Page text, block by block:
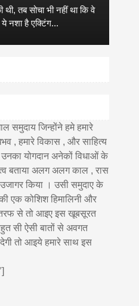
तब सोचा भी नहीं था कि वे
नशा है एक्टिंग...
समुदाय जिन्होंने हमे हमारे
, हमारे विकास , और साहित्य
योगदान अनेकों विधाओं के
बताया अलग अलग काल , रास
किया । उसी समुदाए के
एक कोशिश हिमालिनी और
से तो आइए इस खूबसूरत
सी ऐसी बातों से अवगत
तो आइये हमारे साथ इस